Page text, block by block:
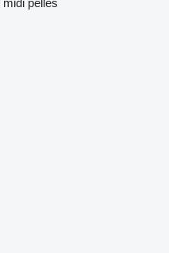
midi pelles